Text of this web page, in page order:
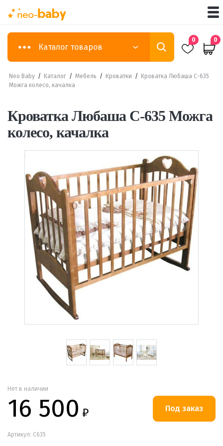
Каталог товаров
0 0
Neo Baby / Каталог / Мебель / Кроватки /
Кроватка Любаша С-635
Можга колесо, качалка
Кроватка Любаша С-635 Можга
колесо, качалка
Нет в наличии
16 500 ₽
Артикул: С635